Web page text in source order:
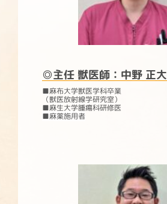
◎主任 獣医師：中野 正大
■麻布大学獣医学科卒業
（獣医放射線学研究室）
■麻生大学腫瘍科研修医
■麻薬施用者